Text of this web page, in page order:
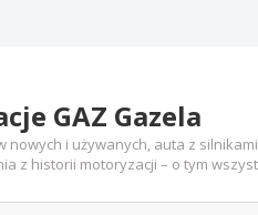
GAZ Gazela
i używanych, auta z
z historii motoryzacji – o tym